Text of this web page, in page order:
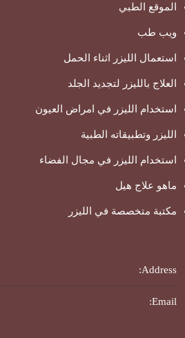
الموقع الطبي
ويب طب
استعمال الليزر اثناء الحمل
العلاج بالليزر لتجديد الجلد
استخدام الليزر في امراض العيون
الليزر وتطبيقاته الطبية
استخدام الليزر في مجال الفضاء
ماهو علاج هيل
مكتبة متخصصة في الليزر
Address:
Email: